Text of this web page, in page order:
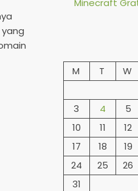
Minecraft
M
T W
3
4 5
10
11 12
17
18 19
24
25 26
31